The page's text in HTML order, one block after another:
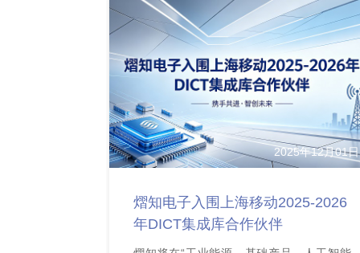
2025年12月01日
熠知电子入围上海移动2025-2026
年DICT集成库合作伙伴